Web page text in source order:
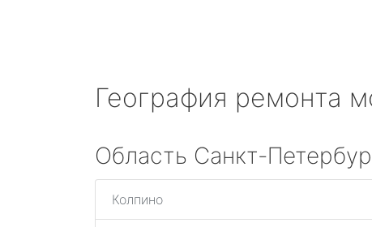
География ремонта
Область Санкт-
Колпино